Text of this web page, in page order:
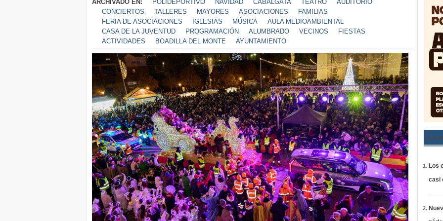
ARCHIVADO EN: POLIDEPORTIVO NAVIDAD CABALGATA TEATRO
AUDITORIO
CONCIERTOS
TALLERES MAYORES ASOCIACIONES
FAMILIAS
FERIA DE ASOCIACIONES
IGLESIAS MÚSICA
AULA MEDIOAMBIENTAL
CASA DE LA JUVENTUD
PROGRAMACIÓN ALUMBRADO VECINOS
FIESTAS
ACTIVIDADES
BOADILLA DEL MONTE AYUNTAMIENTO
Lo
Los
casi